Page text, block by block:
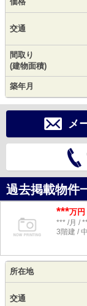
交通
間取り
(建物面積)
築年月
メ
過去掲載物件
***万円
*** /月 /
3階建 /
所在地
交通